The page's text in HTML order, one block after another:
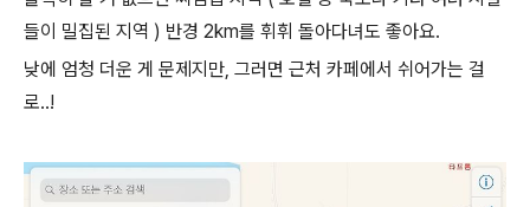
들이 밀집된 지역 ) 반경 2km를 휘휘 돌아다녀도 좋아요.
낮에 엄청 더운 게 문제지만, 그러면 근처 카페에서 쉬어가는 걸
로..!